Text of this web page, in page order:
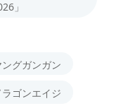
」
グガンガン
ゴンエイジ